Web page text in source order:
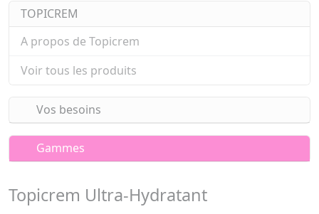
TOPICREM
A propos de Topicrem
Voir tous les produits
Vos besoins
Gammes
Topicrem Ultra-Hydratant